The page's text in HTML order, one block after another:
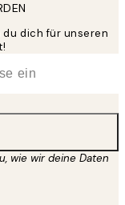
du dich für unseren
wie wir deine Daten